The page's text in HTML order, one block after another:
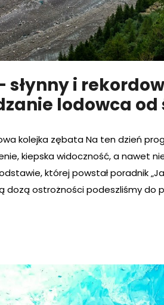
słynny i
lodowca od
kolejka zębata Na ten dzień
kiepska widoczność, a nawet
której powstał poradnik
dozą ostrożności podeszliśmy do